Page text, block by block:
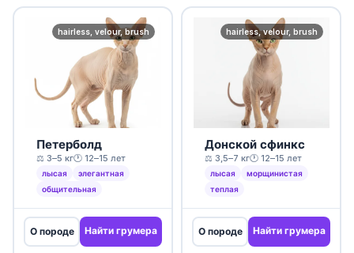
hairless, velour, brush
Петерболд
⚖️ 3–5 кг🕐 12–15 лет
лысая
элегантная
общительная
О породе Найти грумера
hairless, velour, brush
Донской сфинкс
⚖️ 3,5–7 кг🕐 12–15 лет
лысая
морщинистая
теплая
О породе Найти грумера